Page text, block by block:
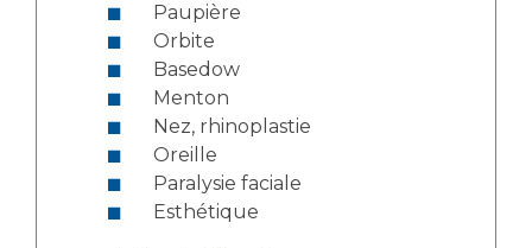
Paupière
Orbite
Basedow
Menton
Nez, rhinoplastie
Oreille
Paralysie faciale
Esthétique